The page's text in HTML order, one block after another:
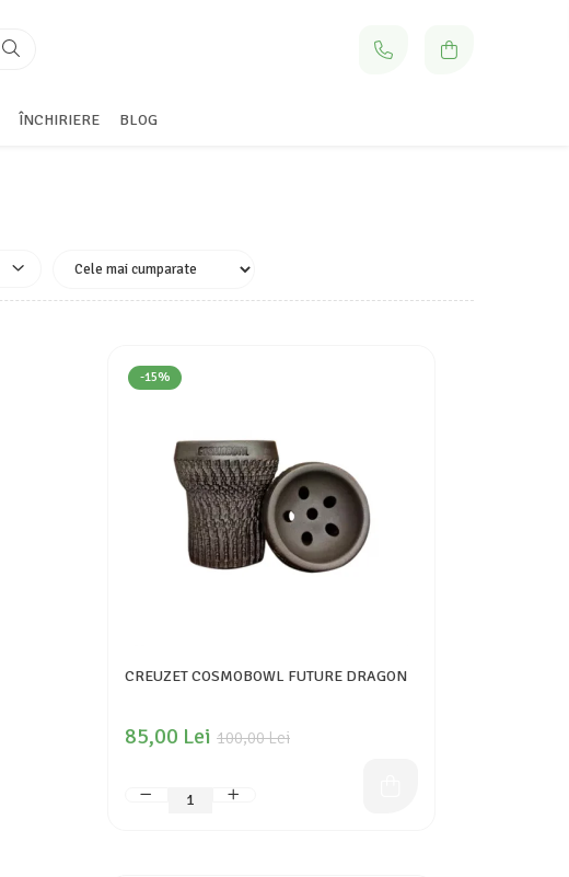
ÎNCHIRIERE BLOG
-15%
CREUZET COSMOBOWL FUTURE DRAGON
100,00 Lei
85,00 Lei